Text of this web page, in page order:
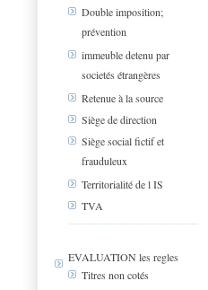
Double imposition;
prévention
immeuble detenu par
societés étrangères
Retenue à la source
Siège de direction
Siège social fictif et
frauduleux
Territorialité de l IS
TVA
EVALUATION les regles
Titres non cotés